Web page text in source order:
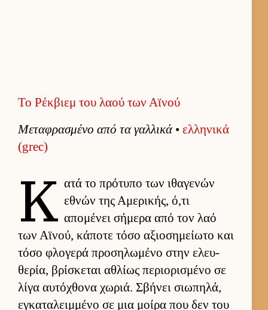
Το Ρέκβιεμ του λαού των Αϊνού
Μεταφρασμένο από τα γαλ­λικά• ελ­ληνικά
(grec)
Κ ατά το πρότυπο των ιθαγενών
εθνών της Αμερικής, ό,τι
απομένει σήμερα από τον λαό
των Αϊνού, κάποτε τόσο αξιο­σημεί­ωτο και
τόσο φλογερά προσηλωμένο στην ελευ­
θερία, βρίσκεται αθλίως περιο­ρισμένο σε
λίγα αυ­τόχθονα χωριά. Σβήνει σιω­πηλά,
εγκαταλειμ­μένο σε μια μοίρα που δεν του